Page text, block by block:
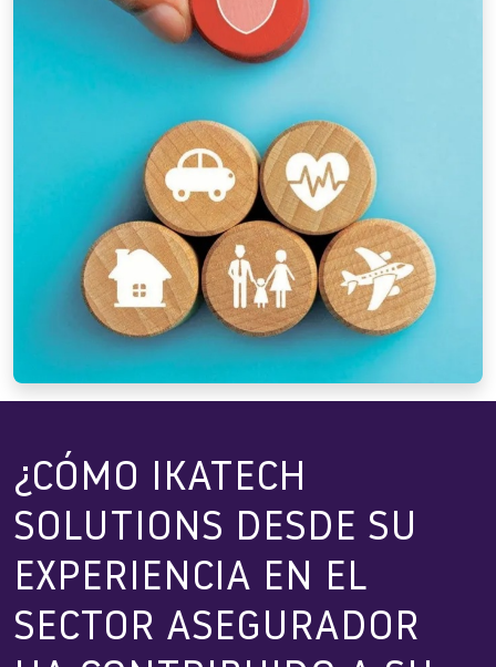
¿CÓMO IKATECH
SOLUTIONS DESDE SU
EXPERIENCIA EN EL
SECTOR ASEGURADOR